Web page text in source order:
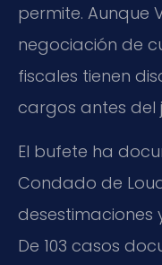
permite. Aunque
negociación de
fiscales tienen
cargos antes del
El bufete ha
Condado de
desestimaciones
De 103 casos